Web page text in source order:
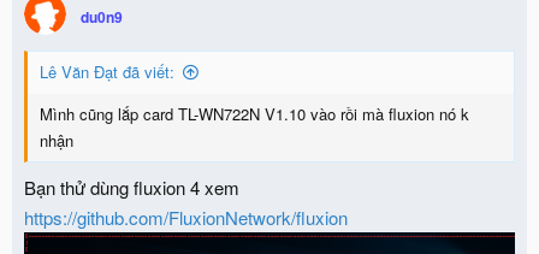
du0n9
Lê Văn Đạt đã viết:
Mình cũng lắp card TL-WN722N V1.10 vào rồi mà fluxion nó k
nhận
Bạn thử dùng fluxion 4 xem
https://github.com/FluxionNetwork/fluxion